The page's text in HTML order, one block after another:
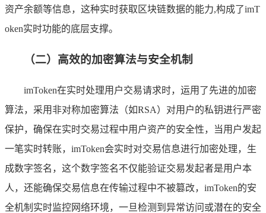
资产余额等信息，这种实时获取区块链数据的能力,构成了imT
oken实时功能的底层支撑。
（二）高效的加密算法与安全机制
imToken在实时处理用户交易请求时，运用了先进的加密
算法，采用非对称加密算法（如RSA）对用户的私钥进行严密
保护，确保在实时交易过程中用户资产的安全性，当用户发起
一笔实时转账，imToken会实时对交易信息进行加密处理，生
成数字签名，这个数字签名不仅能验证交易发起者是用户本
人，还能确保交易信息在传输过程中不被篡改，imToken的安
全机制实时监控网络环境，一旦检测到异常访问或潜在的安全